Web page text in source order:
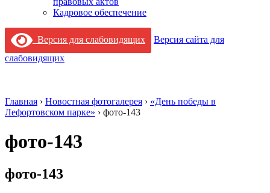
Кадровое обеспечение
Версия для слабовидящих
Версия сайта для
слабовидящих
Главная › Новостная фотогалерея › «День победы в
Лефортовском парке» › фото-143
фото-143
фото-143